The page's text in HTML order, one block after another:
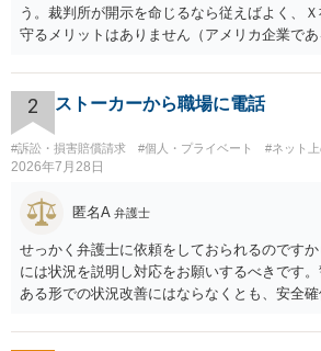
う。裁判所が開示を命じるなら従えばよく、
守るメリットはありません（アメリカ企業で
うかを争うよりも、「発信者情報の保有確認
どと言い訳して確認できるまで発令を引き伸
が圧倒的に多いです（この作戦は必ずといって
す）。
2 ストーカーから職場に電話
#訴訟・損害賠償請求 #個人・プライベート #ネット
2026年7月28日
匿名A 弁護士
せっかく弁護士に依頼をしておられるのです
には状況を説明し対応をお願いするべきです
ある形での状況改善にはならなくとも、安全